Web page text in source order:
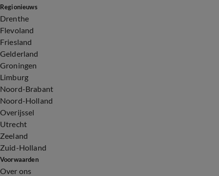
Regionieuws
Drenthe
Flevoland
Friesland
Gelderland
Groningen
Limburg
Noord-Brabant
Noord-Holland
Overijssel
Utrecht
Zeeland
Zuid-Holland
Voorwaarden
Over ons